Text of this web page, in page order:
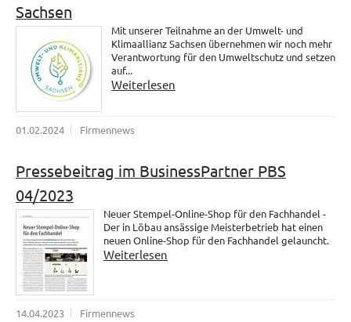
Sachsen
Mit unserer Teilnahme an der Umwelt- und
Klimaallianz Sachsen übernehmen wir noch mehr
Verantwortung für den Umweltschutz und setzen
auf...
Weiterlesen
01.02.2024 Firmennews
Pressebeitrag im BusinessPartner PBS
04/2023
Neuer Stempel-Online-Shop für den Fachhandel -
Der in Löbau ansässige Meisterbetrieb hat einen
neuen Online-Shop für den Fachhandel gelauncht.
Weiterlesen
14.04.2023 Firmennews